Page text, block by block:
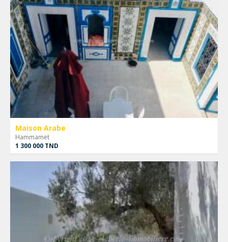
Maison Arabe
Hammamet
1 300 000 TND